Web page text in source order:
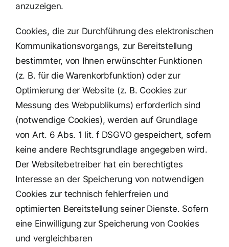
anzuzeigen.
Cookies, die zur Durchführung des elektronischen
Kommunikationsvorgangs, zur Bereitstellung
bestimmter, von Ihnen erwünschter Funktionen
(z. B. für die Warenkorbfunktion) oder zur
Optimierung der Website (z. B. Cookies zur
Messung des Webpublikums) erforderlich sind
(notwendige Cookies), werden auf Grundlage
von Art. 6 Abs. 1 lit. f DSGVO gespeichert, sofern
keine andere Rechtsgrundlage angegeben wird.
Der Websitebetreiber hat ein berechtigtes
Interesse an der Speicherung von notwendigen
Cookies zur technisch fehlerfreien und
optimierten Bereitstellung seiner Dienste. Sofern
eine Einwilligung zur Speicherung von Cookies
und vergleichbaren